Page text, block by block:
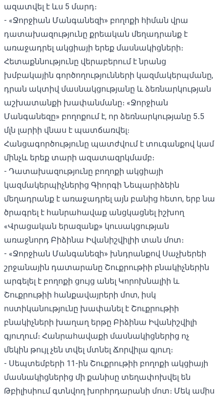
ազատվել է ևս 5 մարդ։
- «Ջորջիան Մանգանեզի» բողոքի հիման վրա
դատախազությունը քրեական մեղադրանք է
առաջադրել ակցիայի երեք մասնակիցների։
Հետաքննությունը վերաբերում է նրանց
խմբակային գործողությունների կազմակերպմանը,
դրան ակտիվ մասնակցությանը և ձեռնարկության
աշխատանքի խափանմանը։ «Ջորջիան
Մանգանեզը» բողոքում է, որ ձեռնարկությանը 5․5
մլն լարիի վնաս է պատճառվել։
Հանցագործությունը պատժվում է տուգանքով կամ
մինչև երեք տարի ազատազրկմամբ։
- Դատախազությունը բողոքի ակցիայի
կազմակերպիչներից Գիորգի Նեպարիձեին
մեղադրանք է առաջադրել այն բանից հետո, երբ նա
ծրագրել է հանրահավաք անցկացնել իշխող
«Վրացական երազանք» կուսակցության
առաջնորդ Բիձինա Իվանիշվիլիի տան մոտ։
- «Ջորջիան Մանգանեզի» խնդրանքով Սաչխերեի
շրջանային դատարանը Շուքրութիի բնակիչներին
արգելել է բողոքի ցույց անել Կորոխնալիի և
Շուքրութիի հանքավայրերի մոտ, իսկ
ոստիկանությունը խափանել է Շուքրութիի
բնակիչների խաղաղ երթը Բիձինա Իվանիշվիլի
գյուղում։ Հանրահավաքի մասնակիցներից ոչ
մեկին թույլ չեն տվել մտնել Ճորվիլա գյուղ։
- Սեպտեմբերի 11-ին Շուքրութիի բողոքի ակցիայի
մասնակիցներից մի քանիսը տեղափոխվել են
Թբիլիսիում գտնվող խորհրդարանի մոտ։ Մեկ ամիս